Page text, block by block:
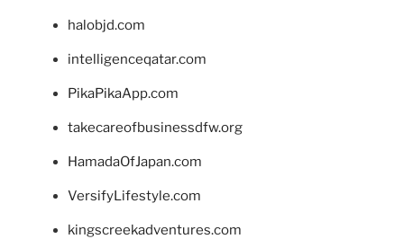
halobjd.com
intelligenceqatar.com
PikaPikaApp.com
takecareofbusinessdfw.org
HamadaOfJapan.com
VersifyLifestyle.com
kingscreekadventures.com